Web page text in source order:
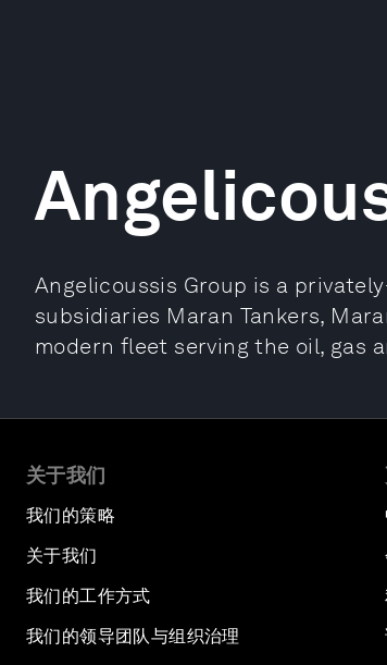
Angelicoussis Group is a
subsidiaries Maran Tankers,
modern fleet serving the oil, gas
关于我们
我们的策略
关于我们
我们的工作方式
我们的领导团队与组织治理